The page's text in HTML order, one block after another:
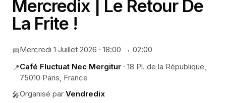
Mercredix | Le Retour De
La Frite !
📅Mercredi 1 Juillet 2026 · 18:00 → 02:00
📍Café Fluctuat Nec Mergitur · 18 Pl. de la République,
75010 Paris, France
🎤Organisé par Vendredix